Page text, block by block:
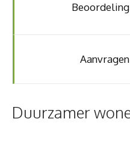
Beoordeling
Aanvragen
Duurzamer